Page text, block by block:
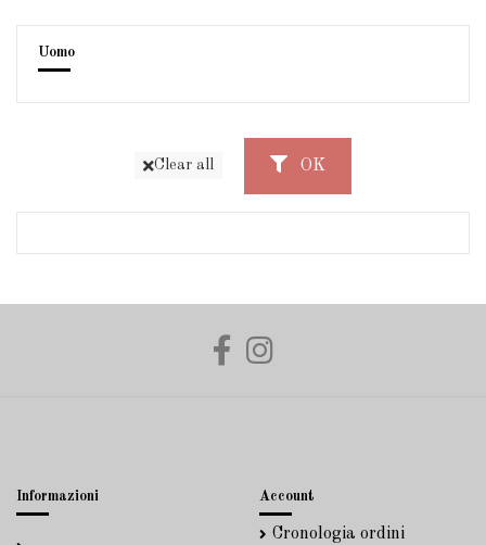
Uomo
Clear all OK
Informazioni Account
Cronologia ordini